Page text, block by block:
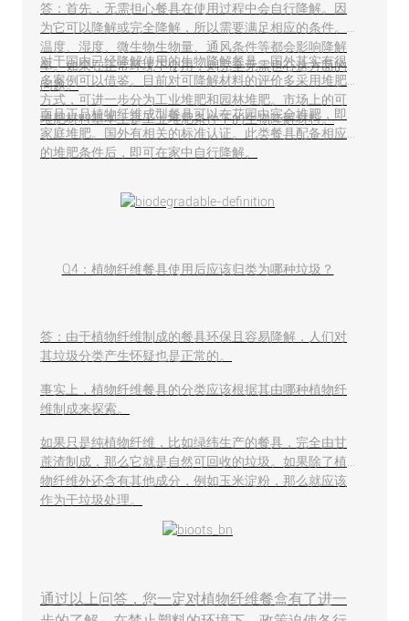
答：首先，无需担心餐具在使用过程中会自行降解。因
为它可以降解或完全降解，所以需要满足相应的条件。
温度、湿度、微生物生物量、通风条件等都会影响降解
率。如果在正常环境下使用，则完全无需担心这方面的
问题。
对于国内已经降解使用的生物降解餐具，国外其实有很
多案例可以借鉴。目前对可降解材料的评价多采用堆肥
方式，可进一步分为工业堆肥和园林堆肥。市场上的可
堆肥材料基本上是工业堆肥条件下的生物降解材料。
而且正品植物纤维成型餐具可以在花园中完全堆肥，即
家庭堆肥。国外有相关的标准认证。此类餐具配备相应
的堆肥条件后，即可在家中自行降解。
Q4：植物纤维餐具使用后应该归类为哪种垃圾？
答：由于植物纤维制成的餐具环保且容易降解，人们对
其垃圾分类产生怀疑也是正常的。
事实上，植物纤维餐具的分类应该根据其由哪种植物纤
维制成来探索。
如果只是纯植物纤维，比如绿纬生产的餐具，完全由甘
蔗渣制成，那么它就是自然可回收的垃圾。如果除了植
物纤维外还含有其他成分，例如玉米淀粉，那么就应该
作为干垃圾处理。
通过以上问答，您一定对植物纤维餐盒有了进一